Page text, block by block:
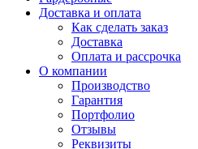
Доставка и оплата
Как сделать заказ
Доставка
Оплата и рассрочка
О компании
Производство
Гарантия
Портфолио
Отзывы
Реквизиты